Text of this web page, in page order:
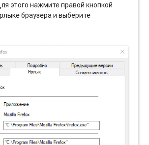
этого нажмите правой кнопкой
браузера и выберите